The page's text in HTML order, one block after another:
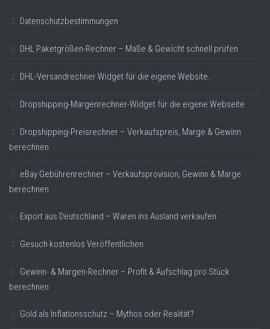
Datenschutzbestimmungen
DHL Paketgrößen-Rechner – Maße & Gewicht schnell prüfen
DHL-Versandrechner Widget für die eigene Website.
Dropshipping-Margenrechner-Widget für die eigene Webseite
Dropshipping-Preisrechner – Verkaufspreis, Marge & Gewinn
berechnen
eBay Gebührenrechner – Verkaufsprovision, Gewinn & Marge
berechnen
Export aus Deutschland – Waren ins Ausland verkaufen
Gesuch kostenlos Veröffentlichen
Gewinn- & Margen-Rechner – Profit & Aufschlag pro Stück
berechnen
Gold als Inflationsschutz – Mythos oder Realität?